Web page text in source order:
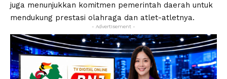
juga menunjukkan komitmen pemerintah daerah untuk
mendukung prestasi olahraga dan atlet-atletnya.
- Advertisement -